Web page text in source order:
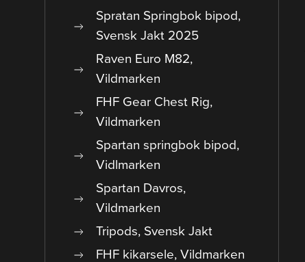
Spratan Springbok bipod,
Svensk Jakt 2025
Raven Euro M82,
Vildmarken
FHF Gear Chest Rig,
Vildmarken
Spartan springbok bipod,
Vidlmarken
Spartan Davros,
Vildmarken
Tripods, Svensk Jakt
FHF kikarsele, Vildmarken